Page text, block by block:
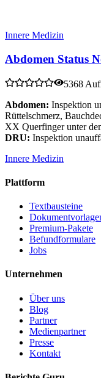
Innere Medizin
Abdomen Status
5368
Abdomen: Inspektion
Rüttelschmerz,
XX Querfinger unter
DRU: Inspektion
Innere Medizin
Plattform
Textbausteine
Premium-Pakete
Befundformulare
Jobs
Unternehmen
Über uns
Blog
Partner
Medienpartner
Presse
Kontakt